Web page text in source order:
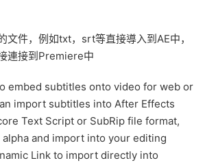
文件，例如txt，srt等直接導入到AE中，
連接到Premiere中
embed subtitles onto video for web or
import subtitles into After Effects
Text Script or SubRip file format,
and import into your editing
Link to import directly into